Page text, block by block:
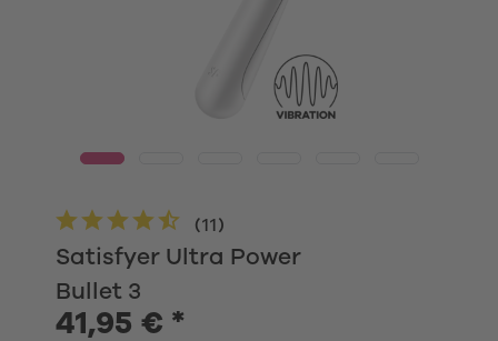
Satisfyer Ultra Power
Bullet 3
(11 )
41,95 € *